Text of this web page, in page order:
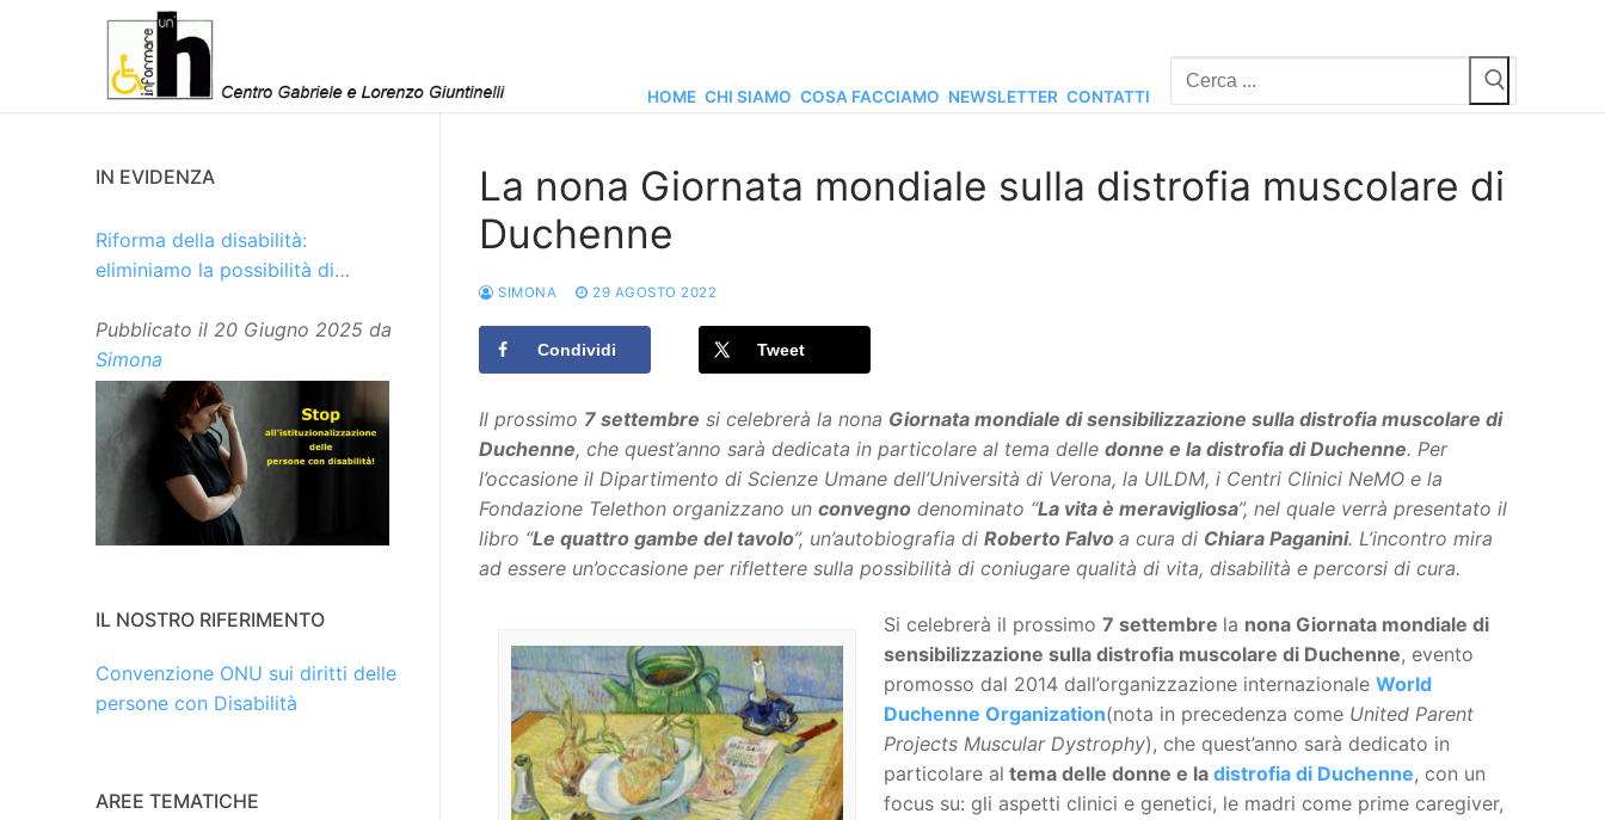
HOME CHI SIAMO COSA FACCIAMO NEWSLETTER CONTATTI
Cerca:
La nona Giornata mondiale sulla distrofia muscolare di
Duchenne
SIMONA 29 AGOSTO 2022
Condividi Tweet
Il prossimo 7 settembre si celebrerà la nona Giornata mondiale di sensibilizzazione sulla distrofia muscolare di
Duchenne, che quest’anno sarà dedicata in particolare al tema delle donne e la distrofia di Duchenne. Per
l’occasione il Dipartimento di Scienze Umane dell’Università di Verona, la UILDM, i Centri Clinici NeMO e la
Fondazione Telethon organizzano un convegno denominato “La vita è meravigliosa”, nel quale verrà presentato il
libro “Le quattro gambe del tavolo”, un’autobiografia di Roberto Falvo a cura di Chiara Paganini. L’incontro mira
ad essere un’occasione per riflettere sulla possibilità di coniugare qualità di vita, disabilità e percorsi di cura.
Si celebrerà il prossimo 7 settembre la nona Giornata mondiale di
sensibilizzazione sulla distrofia muscolare di Duchenne, evento
promosso dal 2014 dall’organizzazione internazionale World
Duchenne Organization(nota in precedenza come United Parent
Projects Muscular Dystrophy), che quest’anno sarà dedicato in
particolare al tema delle donne e la distrofia di Duchenne, con un
focus su: gli aspetti clinici e genetici, le madri come prime caregiver,
IN EVIDENZA
Riforma della disabilità:
eliminiamo la possibilità di
Pubblicato il 20 Giugno 2025 da
Simona
IL NOSTRO RIFERIMENTO
Convenzione ONU sui diritti delle
persone con Disabilità
AREE TEMATICHE